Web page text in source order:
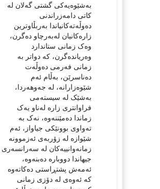
بەشێوەیەکی گشتی گەلان لە
کاتی دامەزراندنی
دەوڵەتەکانیاندا بەربڵاوترین
زارەکانیان لەبەرچاو دەگرن،
وەک زمانی ستاندارد
وەریاندەگرن، کە دواتر بە
زمانی فەرمی دەوڵەت
دەناسرێن، بەڵام ئەم
شێوەزارانە، لە جەوهەردا،
بەشێک لە سیستەمی
فراوانتری زارە لەناو یەک
زماندا دەمێننەوە، نەک بە
تەواوی بوونێکی جیاواز، ئەم
شێوازە لە زۆربەی ئەزموونە
زمانەوانییەکان لە سەرانسەری
جیهاندا دووبارە دەبنەوە،
ئەمەش پشتڕاستی دەکاتەوە
کە ئەوەی لە دۆزی زمانی